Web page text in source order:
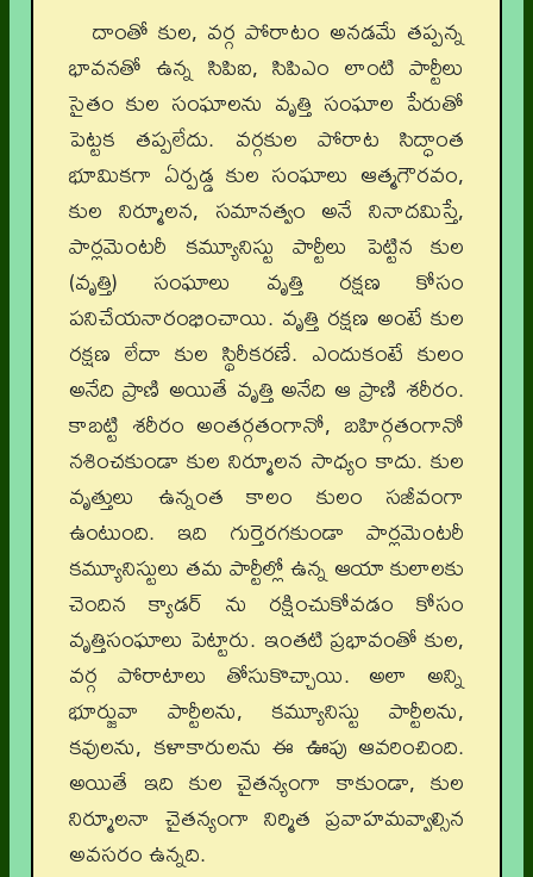
దాంతో కుల, వర్గ పోరాటం అనడమే తప్పన్న
భావనతో ఉన్న సిపిఐ, సిపిఎం లాంటి పార్టీలు
సైతం కుల సంఘాలను వృత్తి సంఘాల పేరుతో
పెట్టక తప్పలేదు. వర్గకుల పోరాట సిద్ధాంత
భూమికగా ఏర్పడ్డ కుల సంఘాలు ఆత్మగౌరవం,
కుల నిర్మూలన, సమానత్వం అనే నినాదమిస్తే,
పార్లమెంటరీ కమ్యూనిస్టు పార్టీలు పెట్టిన కుల
(వృత్తి) సంఘాలు వృత్తి రక్షణ కోసం
పనిచేయనారంభించాయి. వృత్తి రక్షణ అంటే కుల
రక్షణ లేదా కుల స్థిరీకరణే. ఎందుకంటే కులం
అనేది ప్రాణి అయితే వృత్తి అనేది ఆ ప్రాణి శరీరం.
కాబట్టి శరీరం అంతర్గతంగానో, బహిర్గతంగానో
నశించకుండా కుల నిర్మూలన సాధ్యం కాదు. కుల
వృత్తులు ఉన్నంత కాలం కులం సజీవంగా
ఉంటుంది. ఇది గుర్తెరగకుండా పార్లమెంటరీ
కమ్యూనిస్టులు తమ పార్టీల్లో ఉన్న ఆయా కులాలకు
చెందిన క్యాడర్ ను రక్షించుకోవడం కోసం
వృత్తిసంఘాలు పెట్టారు. ఇంతటి ప్రభావంతో కుల,
వర్గ పోరాటాలు తోసుకొచ్చాయి. అలా అన్ని
భూర్జువా పార్టీలను, కమ్యూనిస్టు పార్టీలను,
కవులను, కళాకారులను ఈ ఊపు ఆవరించింది.
అయితే ఇది కుల చైతన్యంగా కాకుండా, కుల
నిర్మూలనా చైతన్యంగా నిర్మిత ప్రవాహమవ్వాల్సిన
అవసరం ఉన్నది.